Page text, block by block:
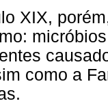
XIX,
como a